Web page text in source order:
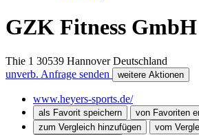
GZK Fitness GmbH
Thie 1 30539 Hannover Deutschland
unverb. Anfrage senden
weitere Aktionen
www.heyers-sports.de/
als Favorit speichern
von Favoriten
zum Vergleich hinzufügen
vom